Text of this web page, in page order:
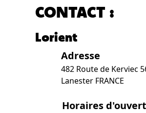
CONTACT :
Lorient
Adresse
482 Route de Kerviec
Lanester FRANCE
Horaires